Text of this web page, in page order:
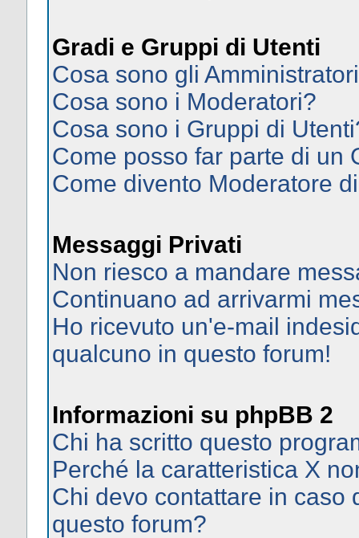
Gradi e Gruppi di Utenti
Cosa sono gli
Cosa sono i Moderatori?
Cosa sono i Gruppi di
Come posso far parte di un
Come divento Moderatore
Messaggi Privati
Non riesco a mandare
Continuano ad arrivarmi
Ho ricevuto un'e-mail
qualcuno in questo forum!
Informazioni su phpBB 2
Chi ha scritto questo
Perché la caratteristica X
Chi devo contattare in caso
questo forum?